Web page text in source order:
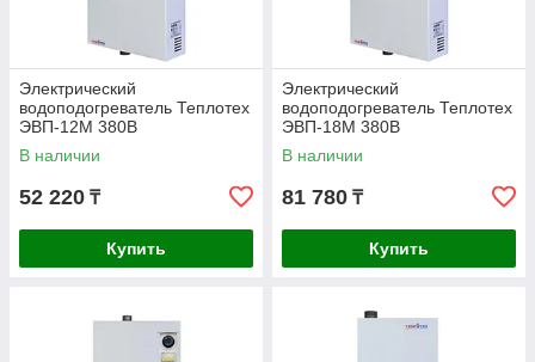
Электрический
водоподогреватель Теплотех
ЭВП-12М 380В
В наличии
52 220 ₸
Купить
Электрический
водоподогреватель Теплотех
ЭВП-18М 380В
В наличии
81 780 ₸
Купить